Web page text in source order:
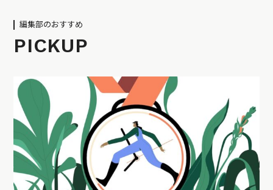
編集部のおすすめ
PICKUP